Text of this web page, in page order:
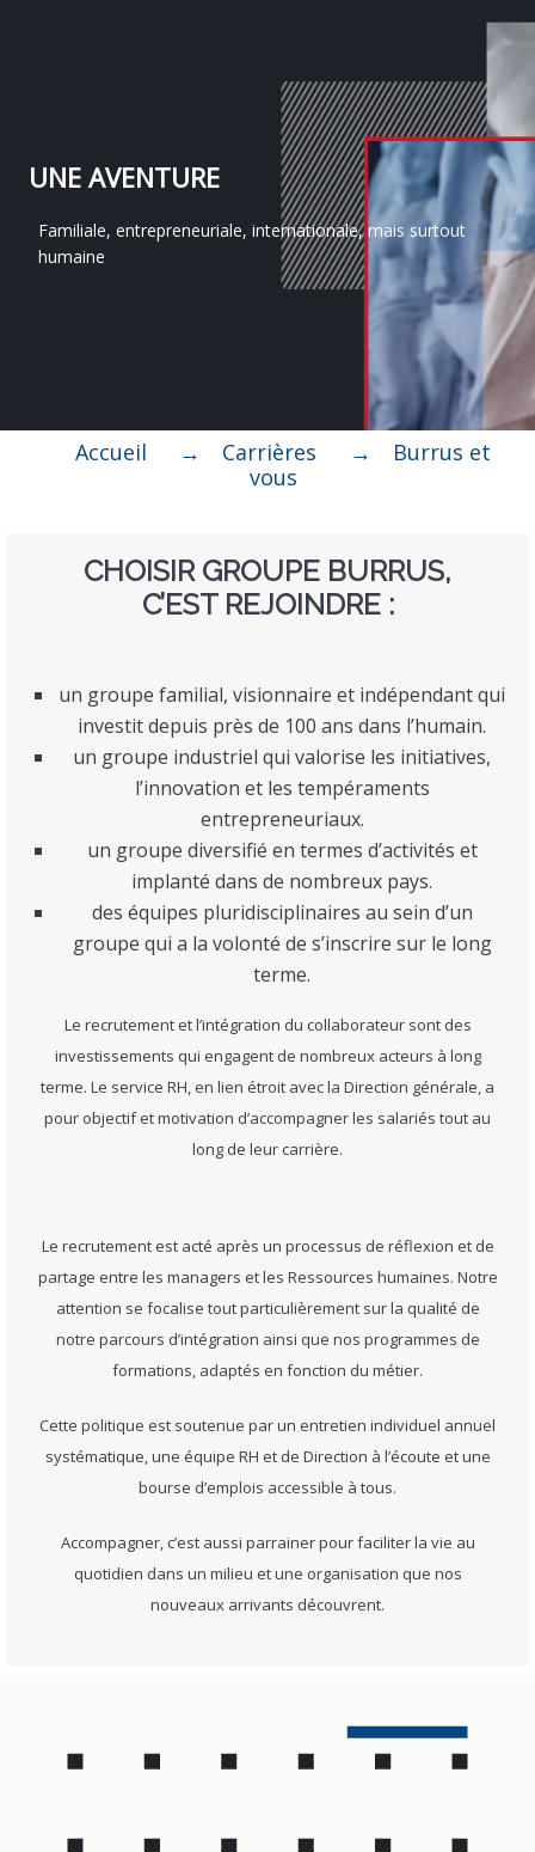
UNE AVENTURE
Familiale, entrepreneuriale, internationale, mais surtout
humaine
Accueil Carrières
Burrus et
vous
CHOISIR GROUPE BURRUS,
C’EST REJOINDRE :
un groupe familial, visionnaire et indépendant qui
investit depuis près de 100 ans dans l’humain.
un groupe industriel qui valorise les initiatives,
l’innovation et les tempéraments
entrepreneuriaux.
un groupe diversifié en termes d’activités et
implanté dans de nombreux pays.
des équipes pluridisciplinaires au sein d’un
groupe qui a la volonté de s’inscrire sur le long
terme.
Le recrutement et l’intégration du collaborateur sont des
investissements qui engagent de nombreux acteurs à long
terme. Le service RH, en lien étroit avec la Direction générale, a
pour objectif et motivation d’accompagner les salariés tout au
long de leur carrière.
Le recrutement est acté après un processus de réflexion et de
partage entre les managers et les Ressources humaines. Notre
attention se focalise tout particulièrement sur la qualité de
notre parcours d’intégration ainsi que nos programmes de
formations, adaptés en fonction du métier.
Cette politique est soutenue par un entretien individuel annuel
systématique, une équipe RH et de Direction à l’écoute et une
bourse d’emplois accessible à tous.
Accompagner, c’est aussi parrainer pour faciliter la vie au
quotidien dans un milieu et une organisation que nos
nouveaux arrivants découvrent.